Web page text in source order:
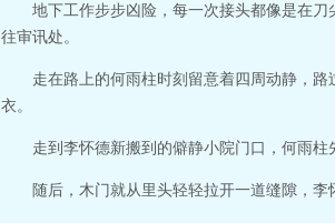
地下工作步步凶险，每一次接头都像是在
往审讯处。
走在路上的何雨柱时刻留意着四周动静，
衣。
走到李怀德新搬到的僻静小院门口，何雨
随后，木门就从里头轻轻拉开一道缝隙，